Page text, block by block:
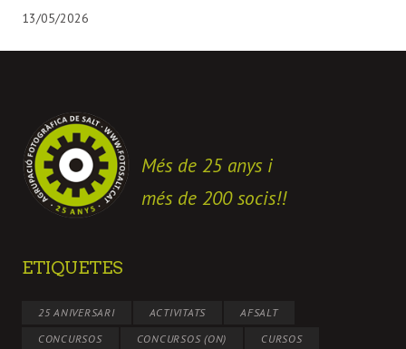
13/05/2026
Més de 25 anys i
més de 200 socis!!
ETIQUETES
25 ANIVERSARI ACTIVITATS
AFSALT
CONCURSOS
CONCURSOS (ON) CURSOS